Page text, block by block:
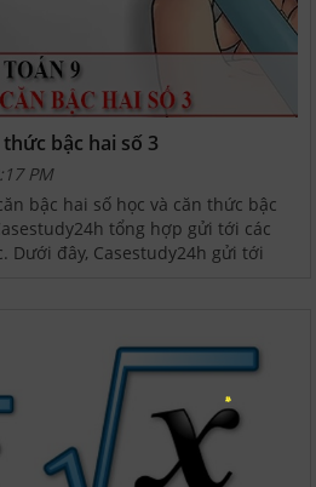
bậc hai số 3
PM
bậc hai số học và căn thức bậc
tổng hợp gửi tới các
đây, Casestudy24h gửi tới